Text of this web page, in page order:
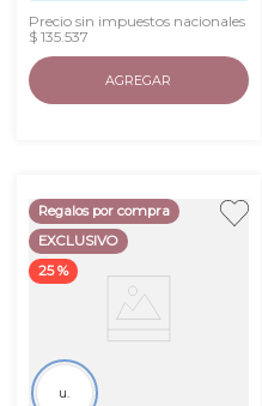
Precio sin impuestos nacionales
$ 135.537
AGREGAR
Regalos por compra
EXCLUSIVO
25 %
u.